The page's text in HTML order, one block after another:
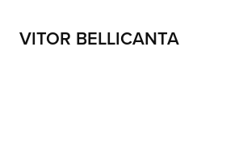
VITOR BELLICANTA